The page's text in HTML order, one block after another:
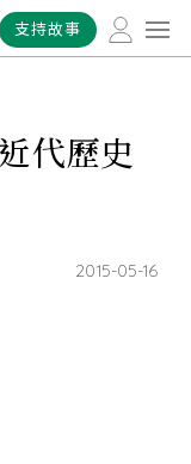
支持故事
代歷史
2015-05-16